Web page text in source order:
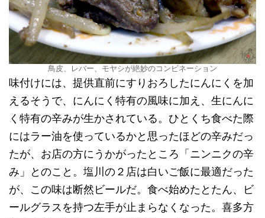
鳥皮、レバー、モヤシが絶妙のコンビネーション
味付けには、提供直前にすりおろしたにんにくを加
えるそうで、にんにく特有の風味に加え、生にんに
く特有の辛みが生かされている。ひとくち食べた際
にはラー油を使っているかと思ったほどの辛みだっ
たが、お店の方にうかがったところ「ニンニクの辛
み」とのこと。塩川の２店は白いご飯に最適だった
が、この味は断然ビールだ。食べ始めたとたん、ビ
ールグラスを持つ左手が止まらなくなった。喜多方